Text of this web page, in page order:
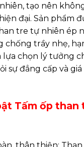
tạo nên
đại. Sản phẩm
tre tự nhiên ép
chống trầy nhẹ,
lựa chọn lý tưởng
sự đẳng cấp và
Tấm ốp than